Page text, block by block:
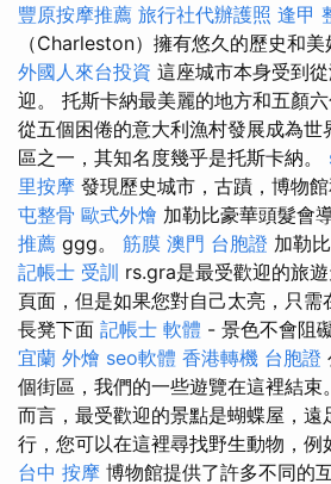
豐原按摩推薦 旅行社代辦護照 逢甲
（Charleston）擁有悠久的歷史和美
外國人來台投資 這座城市本身受到
迎。 托斯卡納最美麗的地方和五顏
從五個困倦的意大利漁村發展成為世
區之一，其知名度幾乎是托斯卡納。
里按摩 發現歷史城市，古蹟，博物館
屯整骨 歐式外燴 加勒比豪華頭髮會
推薦 ggg。 筋膜 澳門 台胞證 加勒
記帳士 受訓 rs.gra是最受歡迎的旅
頁面，但是如果您對自己太亮，只需
長凳下面 記帳士 軟體 - 景色不會阻
宜蘭 外燴 seo軟體 香港轉機 台胞證
個街區，我們的一些遊覽在這裡結束
而言，最受歡迎的景點是蝴蝶屋，遠
行，您可以在這裡尋找野生動物，例
台中 按摩 博物館提供了許多不同的